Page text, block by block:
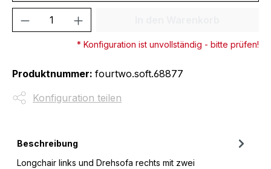
Produkt Anzahl: Gib den
* Konfiguration ist unvollständig - bitte prüfen!
Produktnummer: fourtwo.soft.68877
Konfiguration teilen
Beschreibung
Longchair links und Drehsofa rechts mit zwei